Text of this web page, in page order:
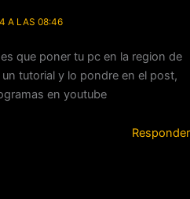
A LAS 08:46
que poner tu pc en la region de
tutorial y lo pondre en el post,
en youtube
Responder